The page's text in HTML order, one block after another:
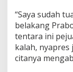
“Saya sudah
belakang
tentara ini
kalah, nyapres
citanya